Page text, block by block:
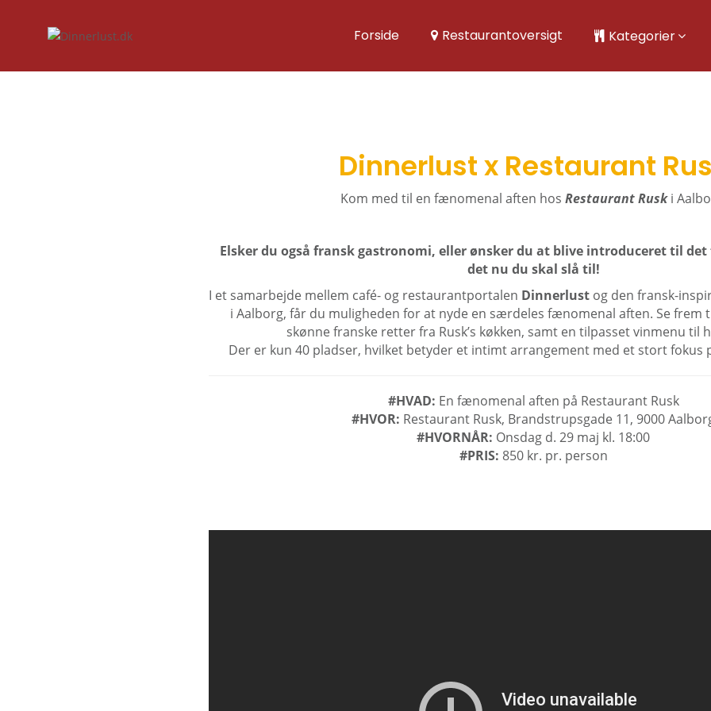
Forside Restaurantoversigt Kategorier
Dinnerlust x Restaurant
Kom med til en fænomenal aften hos Restaurant Ruski
Elsker du også fransk gastronomi, eller ønsker du at blive introduceret til
det nu du skal slå til!
I et samarbejde mellem café- og restaurantportalen Dinnerlust og den fransk-
i Aalborg, får du muligheden for at nyde en særdeles fænomenal aften. Se frem
skønne franske retter fra Rusk’s køkken, samt en tilpasset vinmenu til
Der er kun 40 pladser, hvilket betyder et intimt arrangement med et stort fokus
#HVAD: En fænomenal aften på Restaurant Rusk
#HVOR: Restaurant Rusk, Brandstrupsgade 11, 9000
#HVORNÅR: Onsdag d. 29 maj kl. 18:00
#PRIS: 850 kr. pr. person